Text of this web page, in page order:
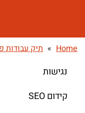
Home
» תיק עבודות
נגישות
קידום SEO